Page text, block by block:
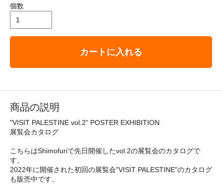
個数
カートに入れる
商品の説明
"VISIT PALESTINE vol.2" POSTER EXHIBITION
展覧会カタログ
こちらはShimofuriで先日開催したvol.2の展覧会のカタログで
す。
2022年に開催された初回の展覧会"VISIT PALESTINE"のカタログ
も販売中です。